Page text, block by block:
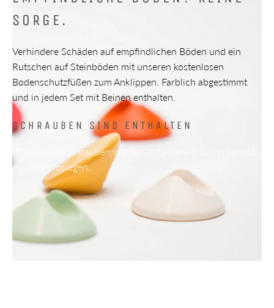
SORGE.
Verhindere Schäden auf empfindlichen Böden und ein
Rutschen auf Steinböden mit unseren kostenlosen
Bodenschutzfüßen zum Anklippen. Farblich abgestimmt
und in jedem Set mit Beinen enthalten.
SCHRAUBEN SIND ENTHALTEN
20-mm-Holzschrauben werden mitgeliefert. Somit kannst
du sofort loslegen.